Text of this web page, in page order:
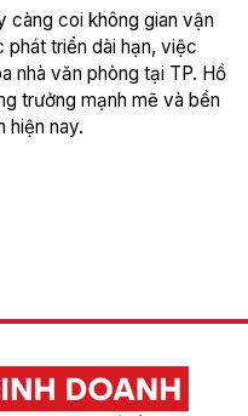
càng coi không gian vận
phát triển dài hạn, việc
nhà văn phòng tại TP. Hồ
trưởng mạnh mẽ và bền
hiện nay.